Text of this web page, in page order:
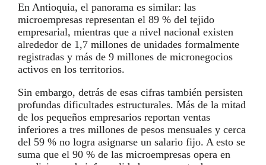
En Antioquia, el panorama es similar: las
microempresas representan el 89 % del tejido
empresarial, mientras que a nivel nacional existen
alrededor de 1,7 millones de unidades formalmente
registradas y más de 9 millones de micronegocios
activos en los territorios.
Sin embargo, detrás de esas cifras también persisten
profundas dificultades estructurales. Más de la mitad
de los pequeños empresarios reportan ventas
inferiores a tres millones de pesos mensuales y cerca
del 59 % no logra asignarse un salario fijo. A esto se
suma que el 90 % de las microempresas opera en